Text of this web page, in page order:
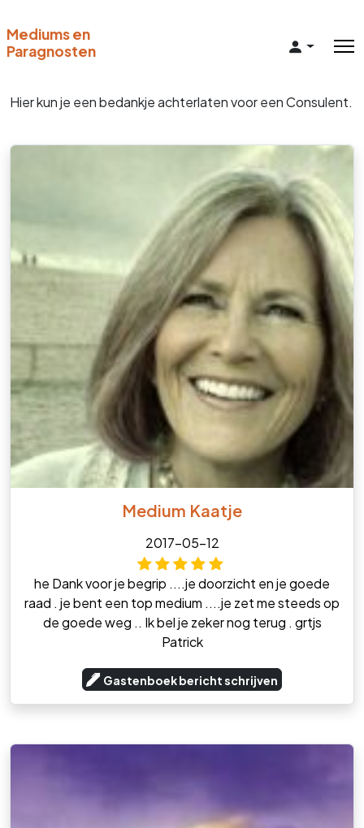
Mediums en
Paragnosten
Hier kun je een bedankje achterlaten voor een Consulent.
Medium Kaatje
2017-05-12
he Dank voor je begrip ....je doorzicht en je goede
raad . je bent een top medium ....je zet me steeds op
de goede weg .. Ik bel je zeker nog terug . grtjs
Patrick
Gastenboek bericht schrijven